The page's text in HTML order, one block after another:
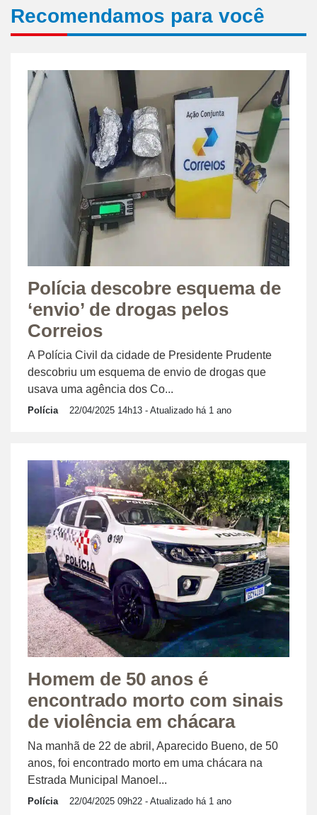
Recomendamos para você
Polícia descobre esquema de
‘envio’ de drogas pelos
Correios
A Polícia Civil da cidade de Presidente Prudente
descobriu um esquema de envio de drogas que
usava uma agência dos Co...
Polícia 22/04/2025 14h13 - Atualizado há 1 ano
Homem de 50 anos é
encontrado morto com sinais
de violência em chácara
Na manhã de 22 de abril, Aparecido Bueno, de 50
anos, foi encontrado morto em uma chácara na
Estrada Municipal Manoel...
Polícia 22/04/2025 09h22 - Atualizado há 1 ano